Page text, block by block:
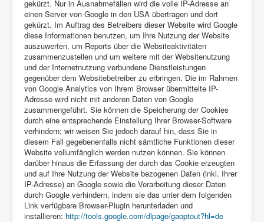
gekürzt. Nur in Ausnahmefällen wird die volle IP-Adresse an
einen Server von Google in den USA übertragen und dort
gekürzt. Im Auftrag des Betreibers dieser Website wird Google
diese Informationen benutzen, um Ihre Nutzung der Website
auszuwerten, um Reports über die Websiteaktivitäten
zusammenzustellen und um weitere mit der Websitenutzung
und der Internetnutzung verbundene Dienstleistungen
gegenüber dem Websitebetreiber zu erbringen. Die im Rahmen
von Google Analytics von Ihrem Browser übermittelte IP-
Adresse wird nicht mit anderen Daten von Google
zusammengeführt. Sie können die Speicherung der Cookies
durch eine entsprechende Einstellung Ihrer Browser-Software
verhindern; wir weisen Sie jedoch darauf hin, dass Sie in
diesem Fall gegebenenfalls nicht sämtliche Funktionen dieser
Website vollumfänglich werden nutzen können. Sie können
darüber hinaus die Erfassung der durch das Cookie erzeugten
und auf Ihre Nutzung der Website bezogenen Daten (inkl. Ihrer
IP-Adresse) an Google sowie die Verarbeitung dieser Daten
durch Google verhindern, indem sie das unter dem folgenden
Link verfügbare Browser-Plugin herunterladen und
installieren: http://tools.google.com/dlpage/gaoptout?hl=de